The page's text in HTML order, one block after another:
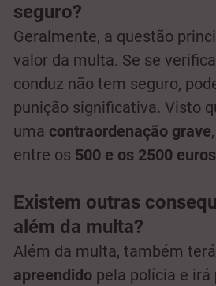
seguro?
Geralmente, a questão
valor da multa. Se se
conduz não tem seguro,
punição significativa. Visto
uma contraordenação grave
entre os 500 e os 2500 euros
Existem outras
além da multa?
Além da multa, também
apreendido pela polícia e irá